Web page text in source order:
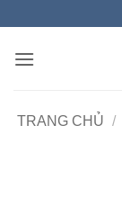
nội
TRANG CHỦ /